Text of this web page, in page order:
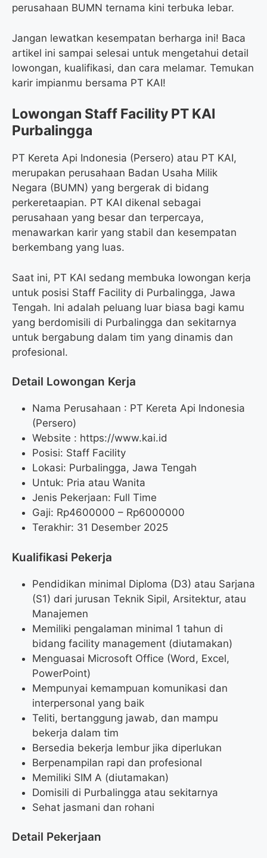
perusahaan BUMN ternama kini terbuka lebar.
Jangan lewatkan kesempatan berharga ini! Baca
artikel ini sampai selesai untuk mengetahui detail
lowongan, kualifikasi, dan cara melamar. Temukan
karir impianmu bersama PT KAI!
Lowongan Staff Facility PT KAI
Purbalingga
PT Kereta Api Indonesia (Persero) atau PT KAI,
merupakan perusahaan Badan Usaha Milik
Negara (BUMN) yang bergerak di bidang
perkeretaapian. PT KAI dikenal sebagai
perusahaan yang besar dan terpercaya,
menawarkan karir yang stabil dan kesempatan
berkembang yang luas.
Saat ini, PT KAI sedang membuka lowongan kerja
untuk posisi Staff Facility di Purbalingga, Jawa
Tengah. Ini adalah peluang luar biasa bagi kamu
yang berdomisili di Purbalingga dan sekitarnya
untuk bergabung dalam tim yang dinamis dan
profesional.
Detail Lowongan Kerja
Nama Perusahaan : PT Kereta Api Indonesia
(Persero)
Website : https://www.kai.id
Posisi: Staff Facility
Lokasi: Purbalingga, Jawa Tengah
Untuk: Pria atau Wanita
Jenis Pekerjaan: Full Time
Gaji: Rp4600000 – Rp6000000
Terakhir: 31 Desember 2025
Kualifikasi Pekerja
Pendidikan minimal Diploma (D3) atau Sarjana
(S1) dari jurusan Teknik Sipil, Arsitektur, atau
Manajemen
Memiliki pengalaman minimal 1 tahun di
bidang facility management (diutamakan)
Menguasai Microsoft Office (Word, Excel,
PowerPoint)
Mempunyai kemampuan komunikasi dan
interpersonal yang baik
Teliti, bertanggung jawab, dan mampu
bekerja dalam tim
Bersedia bekerja lembur jika diperlukan
Berpenampilan rapi dan profesional
Memiliki SIM A (diutamakan)
Domisili di Purbalingga atau sekitarnya
Sehat jasmani dan rohani
Detail Pekerjaan